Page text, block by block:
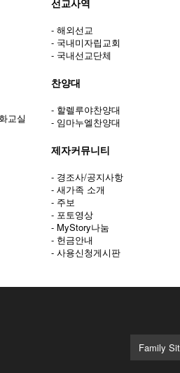
교실
선교사역
- 해외선교
- 국내미자립교회
- 국내선교단체
찬양대
- 할렐루야찬양대
- 임마누엘찬양대
제자커뮤니티
- 경조사/공지사항
- 새가족 소개
- 주보
- 포토영상
- MyStory나눔
- 헌금안내
- 사용신청게시판